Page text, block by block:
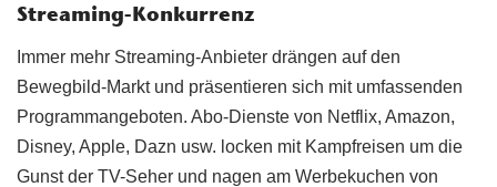
Streaming-Konkurrenz
Immer mehr Streaming-Anbieter drängen auf den
Bewegbild-Markt und präsentieren sich mit umfassenden
Programmangeboten. Abo-Dienste von Netflix, Amazon,
Disney, Apple, Dazn usw. locken mit Kampfreisen um die
Gunst der TV-Seher und nagen am Werbekuchen von